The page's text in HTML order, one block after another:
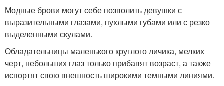
Модные брови могут себе позволить девушки с
выразительными глазами, пухлыми губами или с резко
выделенными скулами.
Обладательницы маленького круглого личика, мелких
черт, небольших глаз только прибавят возраст, а также
испортят свою внешность широкими темными линиями.